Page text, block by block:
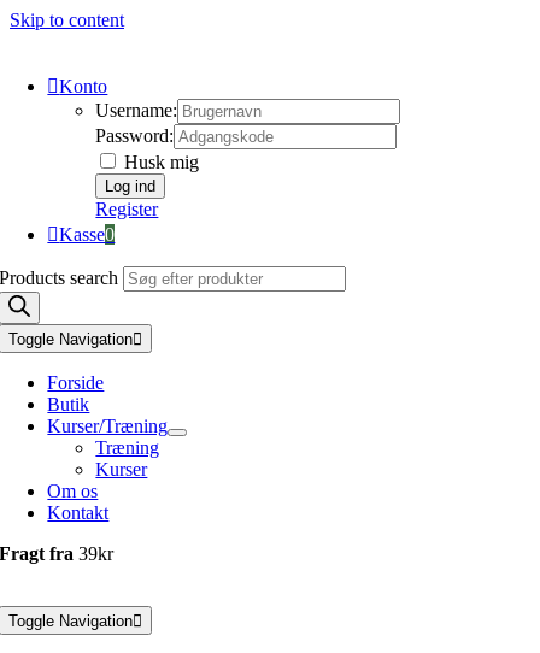
Skip to content
Konto
Username:
Password:
Husk mig
Register
Kasse0
Products search
Toggle Navigation
Forside
Butik
Kurser/Træning
Træning
Kurser
Om os
Kontakt
Fragt fra39kr
Toggle Navigation